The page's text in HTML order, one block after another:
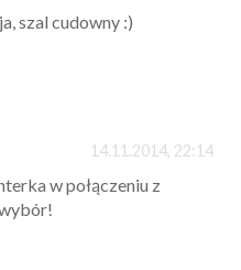
szal cudowny :)
14.11.2014, 22:14
w połączeniu z